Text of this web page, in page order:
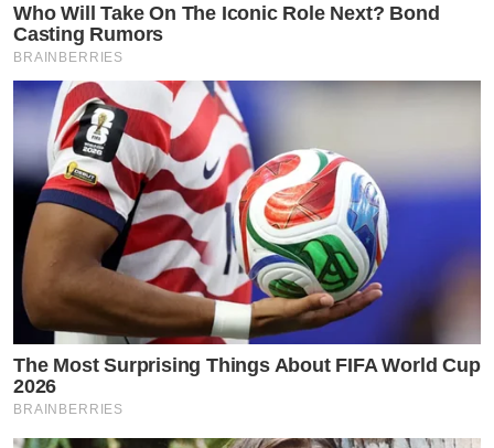
Who Will Take On The Iconic Role Next? Bond
Casting Rumors
BRAINBERRIES
The Most Surprising Things About FIFA World Cup
2026
BRAINBERRIES